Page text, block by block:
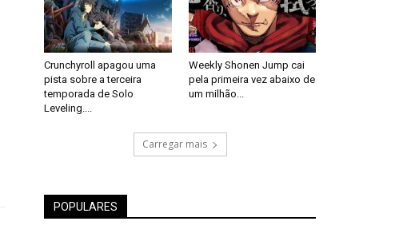
Crunchyroll apagou uma
pista sobre a terceira
temporada de Solo
Leveling....
Weekly Shonen Jump cai
pela primeira vez abaixo de
um milhão...
Carregar mais
POPULARES